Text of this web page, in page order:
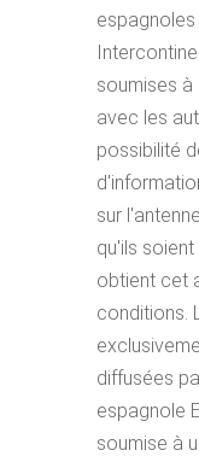
soumises
avec les
possibilité
sur
qu'ils soient
obtient cet
conditions.
diffusées
espagnole
soumise à